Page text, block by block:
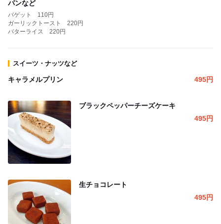
パンなど
バゲット 110円
ガーリックトースト 220円
バターライス 220円
スイーツ・ナッツなど
キャラメルプリン 495円
ブラックペッパーチーズケーキ
495円
生チョコレート
495円